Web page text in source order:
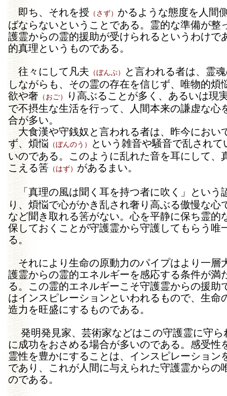
即ち、それを授 （さず） かるような態度を人間
ばならないということである。霊的な準備が整
護霊からの霊的援助が受けられるというわけで
的真理というものである。
往々にして凡夫 （ぼんぷ）
と言われる者は、霊
しながらも、その霊の存在を信じず、唯物的煩
欲や奢 （おご）
り高ぶることが多く、あるいは現
で不摂生な生活を行って、人間本来の謙虚な心
合が多い。
大食漢や守銭奴と言われる者は、昨今におい
ず、煩悩 （ぼんのう）
という雑音や騒音で乱されて
いのである。このように乱れた音を耳にして、
こえる筈（はず） があるまい。
「真理の風は聞く耳を持つ者に吹く」という
り、煩悩で心がかき乱され奢り高ぶる傲慢な心
など聞き取れる筈がない。心を平静に保ち霊的
保しておくことが守護霊から守護してもらう唯
る。
それにより生命の原動力のパイプはより一層
護霊からの霊的エネルギーを感応する条件が満
る。この霊的エネルギーこそ守護霊からの援助
はインスピレーションといわれるもので、生命
造力を旺盛にするものである。
発明発見家、芸術家などはこの守護霊に守ら
に成功をおさめる場合が多いのである。感受性
霊性を豊かにすることは、インスピレーション
であり、これが人間に与えられた守護霊からの
のである。